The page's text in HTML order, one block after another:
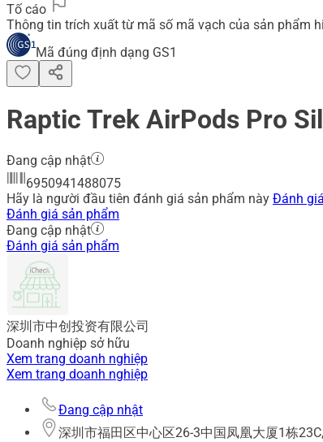
Tố cáo
Thông tin trích xuất từ mã số mã vạch của sản phẩm
Mã đúng định dạng GS1
Raptic Trek AirPods Pro
Đang cập nhật
6950941488075
Hãy là người đầu tiên đánh giá sản phẩm này Đánh
Đánh giá sản phẩm
Đang cập nhật
Đánh giá sản phẩm
深圳市中创投资有限公司
Doanh nghiệp sở hữu
Xem trang doanh nghiệp
Xem trang doanh nghiệp
Đang cập nhật
深圳市福田区中心区26-3中国凤凰大厦1栋